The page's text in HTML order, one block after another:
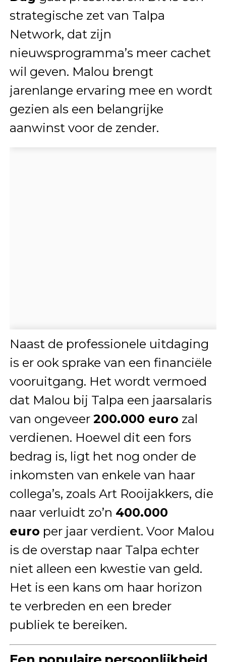
strategische zet van Talpa
Network, dat zijn
nieuwsprogramma’s meer cachet
wil geven. Malou brengt
jarenlange ervaring mee en wordt
gezien als een belangrijke
aanwinst voor de zender.
Naast de professionele uitdaging
is er ook sprake van een financiële
vooruitgang. Het wordt vermoed
dat Malou bij Talpa een jaarsalaris
van ongeveer 200.000 euro zal
verdienen. Hoewel dit een fors
bedrag is, ligt het nog onder de
inkomsten van enkele van haar
collega’s, zoals Art Rooijakkers, die
naar verluidt zo’n 400.000
euro per jaar verdient. Voor Malou
is de overstap naar Talpa echter
niet alleen een kwestie van geld.
Het is een kans om haar horizon
te verbreden en een breder
publiek te bereiken.